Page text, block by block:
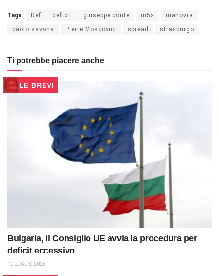
Tags: Def deficit giuseppe conte m5s manovra
paolo savona Pierre Moscovici spread strasburgo
Ti potrebbe piacere anche
LE BREVI
Bulgaria, il Consiglio UE avvia la procedura per
deficit eccessivo
10 LUGLIO 2026